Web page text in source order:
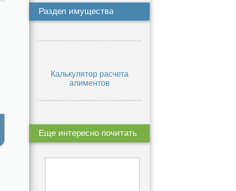
Раздел имущества
Калькулятор расчета
алиментов
Еще интересно почитать